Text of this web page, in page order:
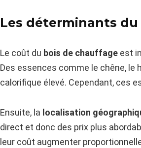
Les déterminants
Le coût du bois de chauffage est
Des essences comme le chêne, le
calorifique élevé. Cependant, ces
Ensuite, la localisation
direct et donc des prix plus
leur coût augmenter